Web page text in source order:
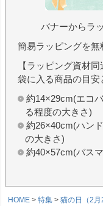
バナーからラ
簡易ラッピングを無
【ラッピング資材
袋に入る商品の目安
約14×29cm(エコ
る程度の大きさ)
約26×40cm(ハン
の大きさ)
約40×57cm(バス
HOME 特集
猫の日（2